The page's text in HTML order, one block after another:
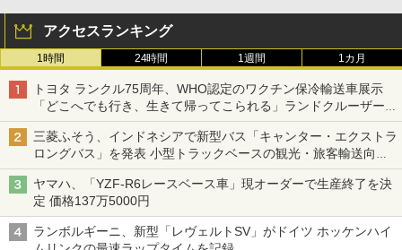
アクセスランキング
1時間 24時間 1週間 1カ月
トヨタ ランクル75周年、WHO認定のワクチン保冷輸送車展示
「どこへでも行き、生きて帰ってこられる」ランドクルーザーで
命をつなぐ
三菱ふそう、インドネシアで新型バス「キャンター・エクストラ
ロングバス」を発表 小型トラックベースの観光・旅客輸送向け
バス
ヤマハ、「YZF-R6レースベース車」現オーダーで生産終了を決
定 価格137万5000円
ランボルギーニ、新型「レヴェルトSV」がドイツ ホッケンハイ